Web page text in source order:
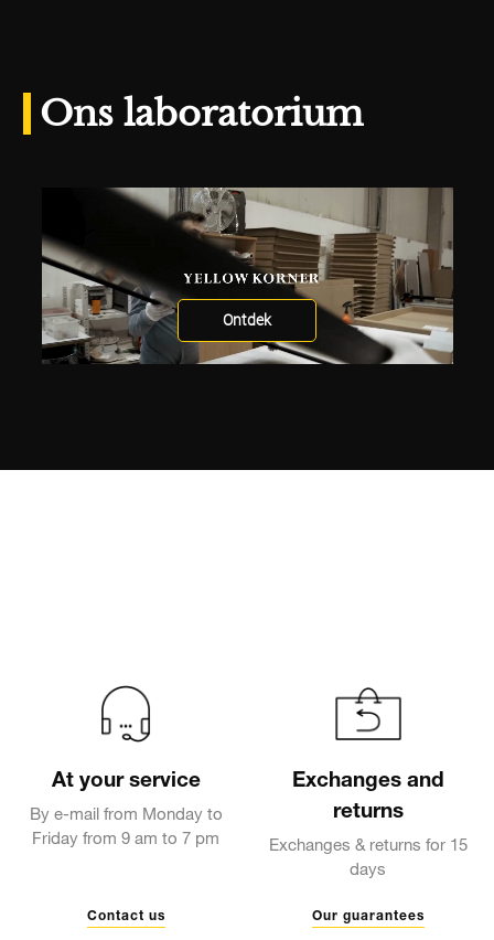
Ons laboratorium
Ontdek
At your service
By e-mail from Monday to
Friday from 9 am to 7 pm
Contact us
Exchanges and
returns
Exchanges & returns for 15
days
Our guarantees